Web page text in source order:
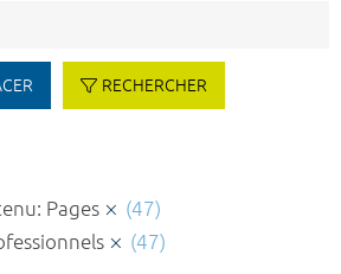
RECHERCHER
Pages
(47)
(47)